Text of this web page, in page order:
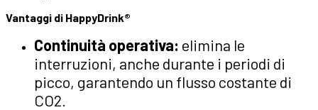
Vantaggi di HappyDrink®
Continuità operativa: elimina le
interruzioni, anche durante i periodi di
picco, garantendo un flusso costante di
CO2.